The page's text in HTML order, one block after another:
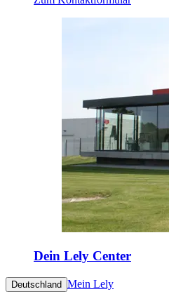
Dein Lely Center
Deutschland Mein Lely